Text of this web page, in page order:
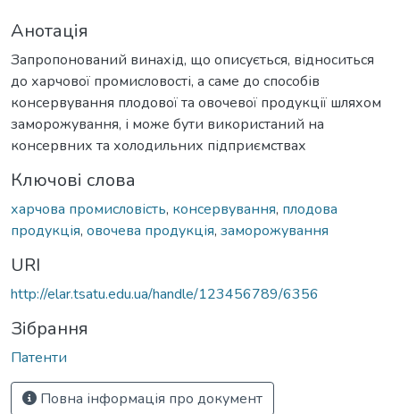
Анотація
Запропонований винахід, що описується, відноситься
до харчової промисловості, а саме до способів
консервування плодової та овочевої продукції шляхом
заморожування, і може бути використаний на
консервних та холодильних підприємствах
Ключові слова
харчова промисловість, консервування, плодова
продукція, овочева продукція, заморожування
URI
http://elar.tsatu.edu.ua/handle/123456789/6356
Зібрання
Патенти
Повна інформація про документ